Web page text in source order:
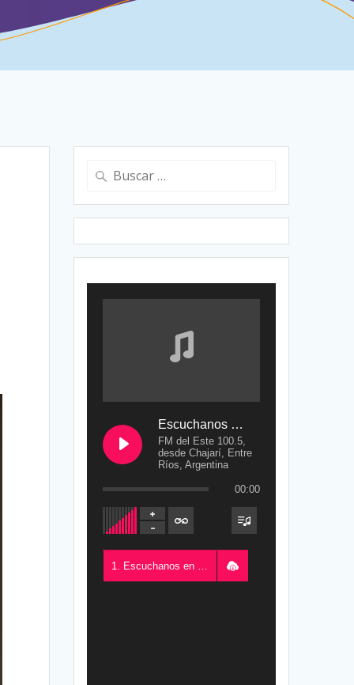
Buscar:
Escuchanos en Vivo
FM del Este 100.5,
desde Chajarí, Entre
Ríos, Argentina
00:00
1. Escuchanos en Vivo - FM del Este 100.5, desde Chajarí, Entre Ríos, Argentina